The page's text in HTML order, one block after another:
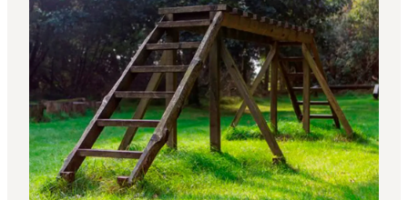
Inspirations
Destinations
Quoi faire
Hébergements
Planifiez votre voyage